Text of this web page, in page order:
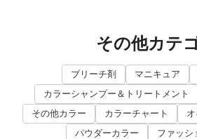
その他カテ
ブリーチ剤 マニキュア
カラーシャンプー＆トリートメント
その他カラー
カラーチャート オ
パウダーカラー
ファッシ